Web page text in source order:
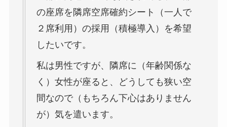
の座席を隣席空席確約シート（一人で
２席利用）の採用（積極導入）を希望
したいです。
私は男性ですが、隣席に（年齢関係な
く）女性が座ると、どうしても狭い空
間なので（もちろん下心はありません
が）気を遣います。